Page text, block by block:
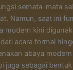
semata-mata
Namun, saat ini
modern kini
acara formal
abaya
juga sebagai